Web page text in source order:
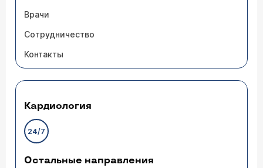
Врачи
Сотрудничество
Контакты
Кардиология
24/7
Остальные направления